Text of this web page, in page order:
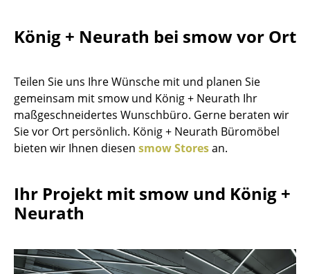
Bücherregale
Sideboards & Kommoden
TV Möbel
Beistell- & Rollcontainer
Garderoben
Einzelteile
König + Neurath bei smow vor Ort
Teilen Sie uns Ihre Wünsche mit und planen Sie
gemeinsam mit smow und König + Neurath Ihr
maßgeschneidertes Wunschbüro. Gerne beraten wir
Sie vor Ort persönlich. König + Neurath Büromöbel
bieten wir Ihnen diesen smow Storesan.
Ihr Projekt mit smow und König +
Neurath